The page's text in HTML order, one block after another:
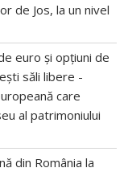
de Jos, la un nivel
euro și opțiuni de
săli libere -
care
al patrimoniului
din România la